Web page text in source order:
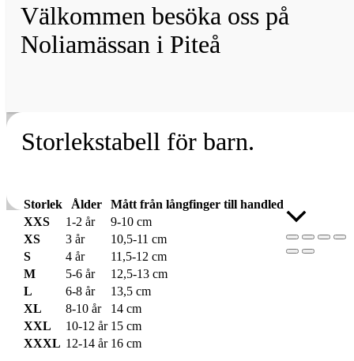
Välkommen besöka oss på
Noliamässan i Piteå
Storlekstabell för barn.
Storlek Ålder
Mått från långfinger till handled
XXS
1-2 år
9-10 cm
XS
3 år
10,5-11 cm
S
4 år
11,5-12 cm
M
5-6 år
12,5-13 cm
L
6-8 år
13,5 cm
XL
8-10 år
14 cm
XXL
10-12 år 15 cm
XXXL 12-14 år 16 cm